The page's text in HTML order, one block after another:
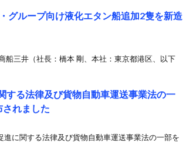
グループ向け液化エタン船追加2隻を新造
船三井（社長：橋本 剛、本社：東京都港区、以下
する法律及び貨物自動車運送事業法の一
れました
に関する法律及び貨物自動車運送事業法の一部を